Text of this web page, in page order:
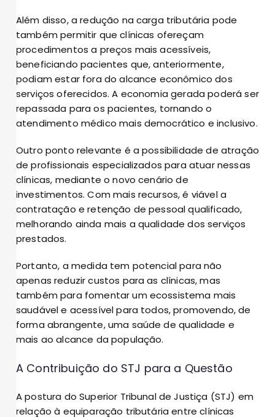
Além disso, a redução na carga tributária pode
também permitir que clínicas ofereçam
procedimentos a preços mais acessíveis,
beneficiando pacientes que, anteriormente,
podiam estar fora do alcance econômico dos
serviços oferecidos. A economia gerada poderá ser
repassada para os pacientes, tornando o
atendimento médico mais democrático e inclusivo.
Outro ponto relevante é a possibilidade de atração
de profissionais especializados para atuar nessas
clínicas, mediante o novo cenário de
investimentos. Com mais recursos, é viável a
contratação e retenção de pessoal qualificado,
melhorando ainda mais a qualidade dos serviços
prestados.
Portanto, a medida tem potencial para não
apenas reduzir custos para as clínicas, mas
também para fomentar um ecossistema mais
saudável e acessível para todos, promovendo, de
forma abrangente, uma saúde de qualidade e
mais ao alcance da população.
A Contribuição do STJ para a Questão
A postura do Superior Tribunal de Justiça (STJ) em
relação à equiparação tributária entre clínicas